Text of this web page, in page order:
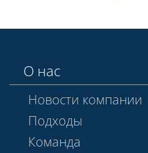
О нас
Новости компании
Подходы
Команда